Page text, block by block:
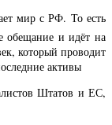
мир с РФ. То есть
обещание и идёт на
который проводит
активы
Штатов и ЕС,